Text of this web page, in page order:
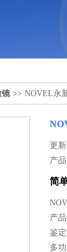
镜 >> NOVEL永
更
产
简
产
鉴
多